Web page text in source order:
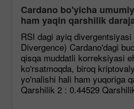
Cardano bo'yicha
ham yaqin qarshilik
mustahkamlanmoqda,
ehtimoli mavjud bo'lsa
RSI dagi ayiq
Divergence) Cardano'dagi
qisqa muddatli korreksiyasi
ko'rsatmoqda, biroq
yo'nalishi hali ham yuqoriga
Qarshilik 2 : 0.44529